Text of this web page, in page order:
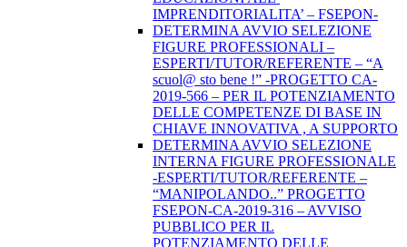
IMPRENDITORIALITA’ – FSEPON-
DETERMINA AVVIO SELEZIONE
FIGURE PROFESSIONALI –
ESPERTI/TUTOR/REFERENTE – “A
scuol@ sto bene !” -PROGETTO CA-
2019-566 – PER IL POTENZIAMENTO
DELLE COMPETENZE DI BASE IN
CHIAVE INNOVATIVA , A SUPPORTO
DETERMINA AVVIO SELEZIONE
INTERNA FIGURE PROFESSIONALE
-ESPERTI/TUTOR/REFERENTE –
“MANIPOLANDO..” PROGETTO
FSEPON-CA-2019-316 – AVVISO
PUBBLICO PER IL
POTENZIAMENTO DELLE